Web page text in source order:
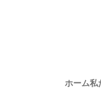
ホーム私